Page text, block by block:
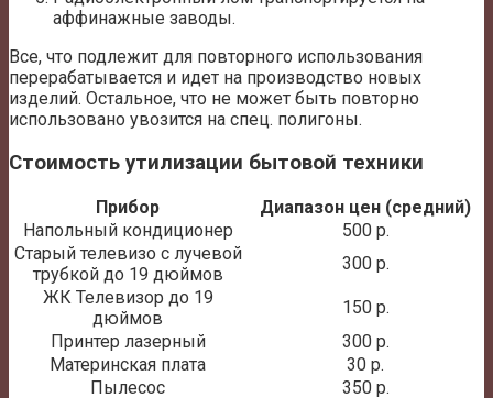
аффинажные заводы.
Все, что подлежит для повторного использования
перерабатывается и идет на производство новых
изделий. Остальное, что не может быть повторно
использовано увозится на спец. полигоны.
Стоимость утилизации бытовой техники
Прибор
Диапазон цен (средний)
Напольный кондиционер
500 р.
Старый телевизо с лучевой
трубкой до 19 дюймов
300 р.
ЖК Телевизор до 19
дюймов
150 р.
Принтер лазерный
300 р.
Материнская плата
30 р.
Пылесос
350 р.